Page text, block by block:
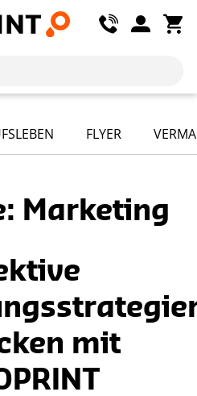
FLYER
Marketing
mit